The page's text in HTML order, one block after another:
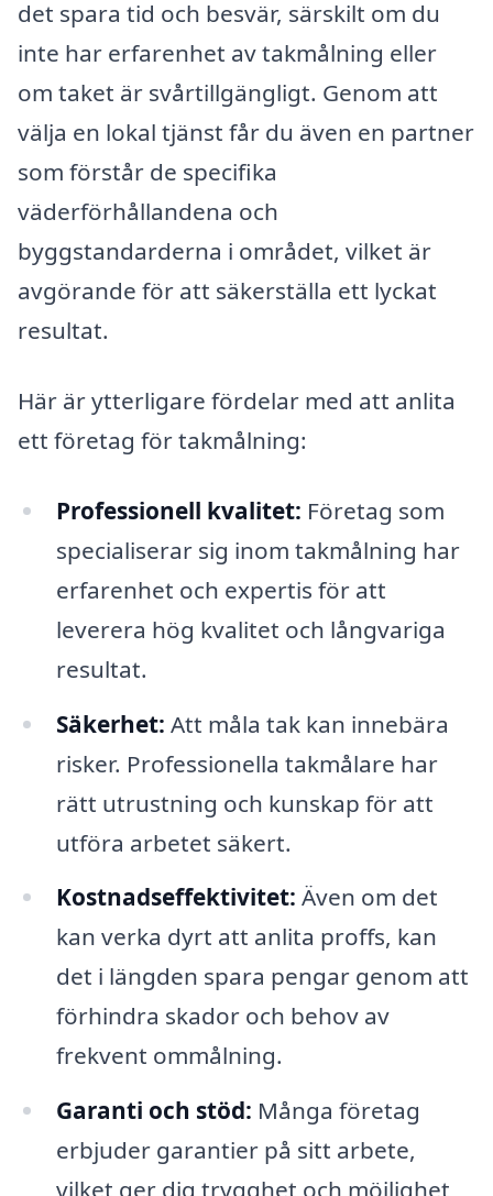
det spara tid och besvär, särskilt om du
inte har erfarenhet av takmålning eller
om taket är svårtillgängligt. Genom att
välja en lokal tjänst får du även en partner
som förstår de specifika
väderförhållandena och
byggstandarderna i området, vilket är
avgörande för att säkerställa ett lyckat
resultat.
Här är ytterligare fördelar med att anlita
ett företag för takmålning:
Professionell kvalitet: Företag som
specialiserar sig inom takmålning har
erfarenhet och expertis för att
leverera hög kvalitet och långvariga
resultat.
Säkerhet: Att måla tak kan innebära
risker. Professionella takmålare har
rätt utrustning och kunskap för att
utföra arbetet säkert.
Kostnadseffektivitet: Även om det
kan verka dyrt att anlita proffs, kan
det i längden spara pengar genom att
förhindra skador och behov av
frekvent ommålning.
Garanti och stöd: Många företag
erbjuder garantier på sitt arbete,
vilket ger dig trygghet och möjlighet